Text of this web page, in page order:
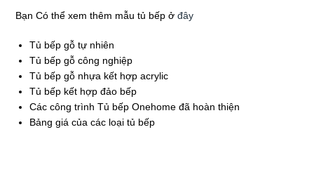
Bạn Có thể xem thêm mẫu tủ bếp ởđây
Tủ bếp gỗ tự nhiên
Tủ bếp gỗ công nghiệp
Tủ bếp gỗ nhựa kết hợp acrylic
Tủ bếp kết hợp đảo bếp
Các công trình Tủ bếp Onehome đã hoàn thiện
Bảng giá của các loại tủ bếp